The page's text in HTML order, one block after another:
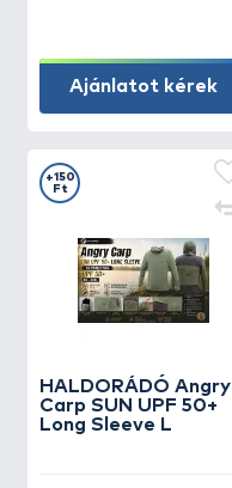
Ajánlatot kérek
HALDORÁDÓ Angry
Carp SUN UPF 50+
Long Sleeve L
+150
Ft